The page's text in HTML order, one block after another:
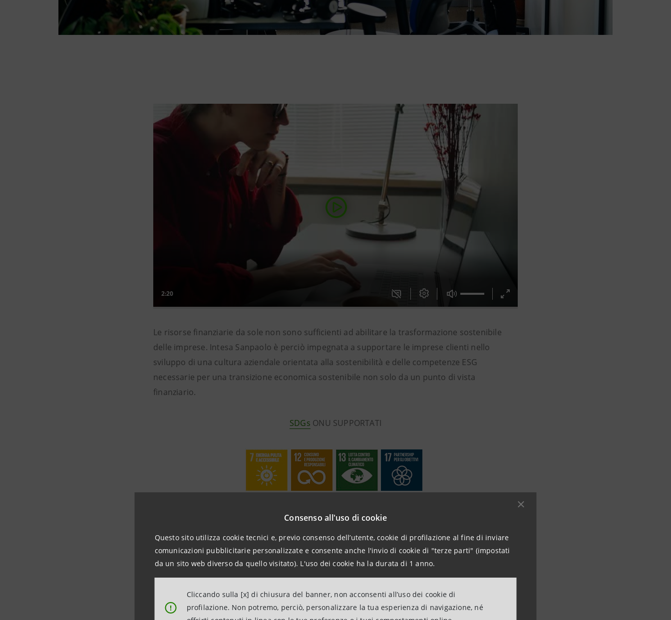
Consenso all'uso di cookie
Questo sito utilizza cookie tecnici e, previo consenso dell’utente, cookie di profilazione al fine di inviare
comunicazioni pubblicitarie personalizzate e consente anche l'invio di cookie di "terze parti" (impostati
da un sito web diverso da quello visitato). L'uso dei cookie ha la durata di 1 anno.
!
Cliccando sulla [x] di chiusura del banner, non acconsenti all’uso dei cookie di
profilazione. Non potremo, perciò, personalizzare la tua esperienza di navigazione, né
Le risorse finanziarie da sole non sono sufficienti ad abilitare la trasformazione sostenibile
delle imprese. Intesa Sanpaolo è perciò impegnata a supportare le imprese clienti nello
sviluppo di una cultura aziendale orientata alla sostenibilità e delle competenze ESG
necessarie per una transizione economica sostenibile non solo da un punto di vista
finanziario.
SDGs ONU SUPPORTATI
Laboratori ESG
laboratori ESG sono punti di incontro fisici e virtuali per accompagnare le imprese italiane
nella transizione sostenibile e tracciare un percorso di sviluppo per una crescita di lungo